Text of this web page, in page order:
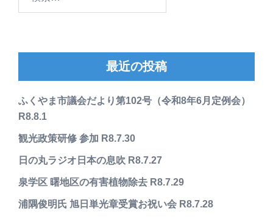
最近の投稿
ふくやま市議会だより第102号（令和8年6月定例会）
R8.8.1
観光政策研修 参加 R8.7.30
日の丸ラジオ日本の息吹 R8.7.27
泉学区 曙地区の有害植物除去 R8.7.29
浦隅俊明氏 旭日単光章受賞お祝い会 R8.7.28